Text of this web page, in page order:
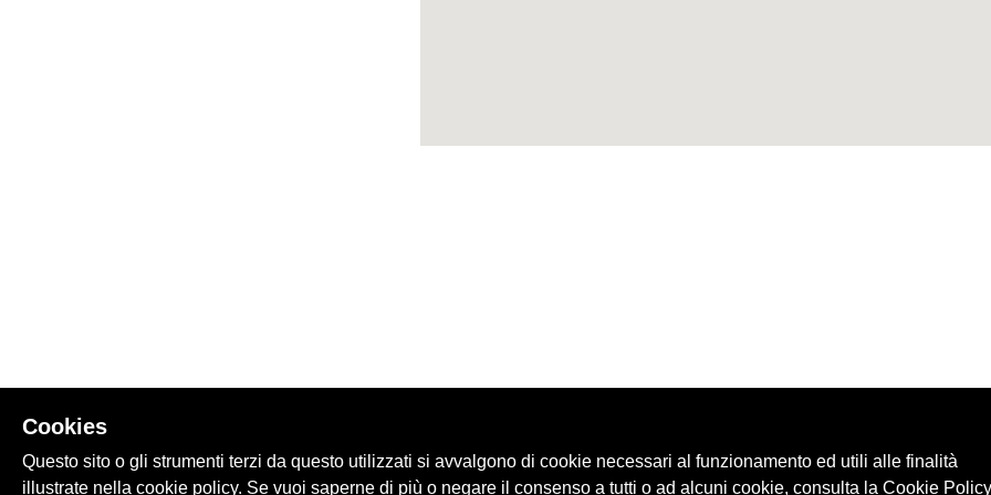
Cookies
Questo sito o gli strumenti terzi da questo utilizzati si avvalgono di cookie necessari al funzionamento ed utili alle finalità
illustrate nella cookie policy. Se vuoi saperne di più o negare il consenso a tutti o ad alcuni cookie, consulta la Cookie